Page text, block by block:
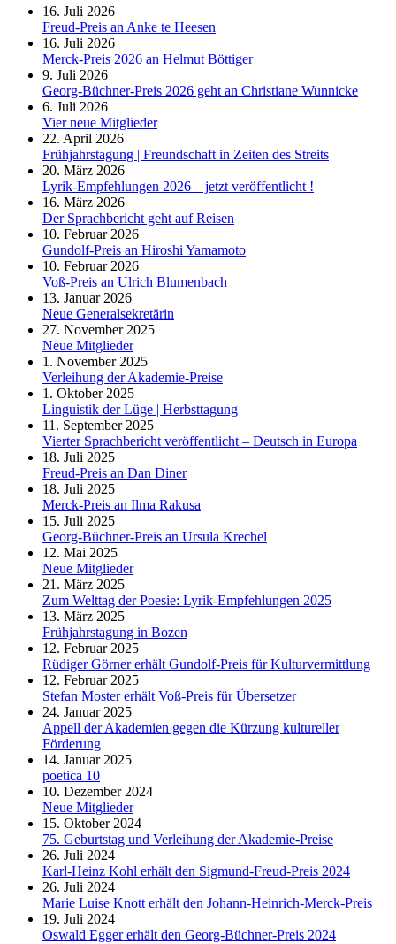
16. Juli 2026
Freud-Preis an Anke te Heesen
16. Juli 2026
Merck-Preis 2026 an Helmut Böttiger
9. Juli 2026
Georg-Büchner-Preis 2026 geht an Christiane Wunnicke
6. Juli 2026
Vier neue Mitglieder
22. April 2026
Frühjahrstagung | Freundschaft in Zeiten des Streits
20. März 2026
Lyrik-Empfehlungen 2026 – jetzt veröffentlicht !
16. März 2026
Der Sprachbericht geht auf Reisen
10. Februar 2026
Gundolf-Preis an Hiroshi Yamamoto
10. Februar 2026
Voß-Preis an Ulrich Blumenbach
13. Januar 2026
Neue Generalsekretärin
27. November 2025
Neue Mitglieder
1. November 2025
Verleihung der Akademie-Preise
1. Oktober 2025
Linguistik der Lüge | Herbsttagung
11. September 2025
Vierter Sprachbericht veröffentlicht – Deutsch in Europa
18. Juli 2025
Freud-Preis an Dan Diner
18. Juli 2025
Merck-Preis an Ilma Rakusa
15. Juli 2025
Georg-Büchner-Preis an Ursula Krechel
12. Mai 2025
Neue Mitglieder
21. März 2025
Zum Welttag der Poesie: Lyrik-Empfehlungen 2025
13. März 2025
Frühjahrstagung in Bozen
12. Februar 2025
Rüdiger Görner erhält Gundolf-Preis für Kulturvermittlung
12. Februar 2025
Stefan Moster erhält Voß-Preis für Übersetzer
24. Januar 2025
Appell der Akademien gegen die Kürzung kultureller
Förderung
14. Januar 2025
poetica 10
10. Dezember 2024
Neue Mitglieder
15. Oktober 2024
75. Geburtstag und Verleihung der Akademie-Preise
26. Juli 2024
Karl-Heinz Kohl erhält den Sigmund-Freud-Preis 2024
26. Juli 2024
Marie Luise Knott erhält den Johann-Heinrich-Merck-Preis
19. Juli 2024
Oswald Egger erhält den Georg-Büchner-Preis 2024